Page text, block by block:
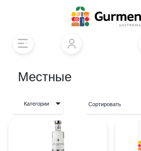
Местные
Категории Сортировать